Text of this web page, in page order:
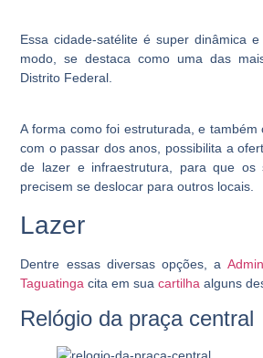
Essa cidade-satélite é super dinâmica
modo, se destaca como uma das
Distrito Federal.
A forma como foi estruturada, e também
com o passar dos anos, possibilita a
de lazer e infraestrutura, para que os
precisem se deslocar para outros locais.
Lazer
Dentre essas diversas opções, a
Taguatinga cita em suacartilha alguns
Relógio da praça central